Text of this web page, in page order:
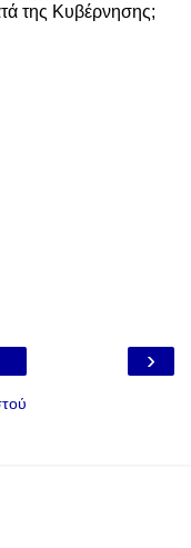
της Κυβέρνησης;
›